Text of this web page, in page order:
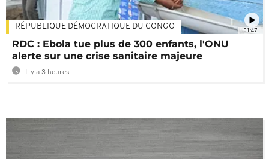
01:47
RÉPUBLIQUE DÉMOCRATIQUE DU CONGO
RDC : Ebola tue plus de 300 enfants, l'ONU
alerte sur une crise sanitaire majeure
Il y a 3 heures